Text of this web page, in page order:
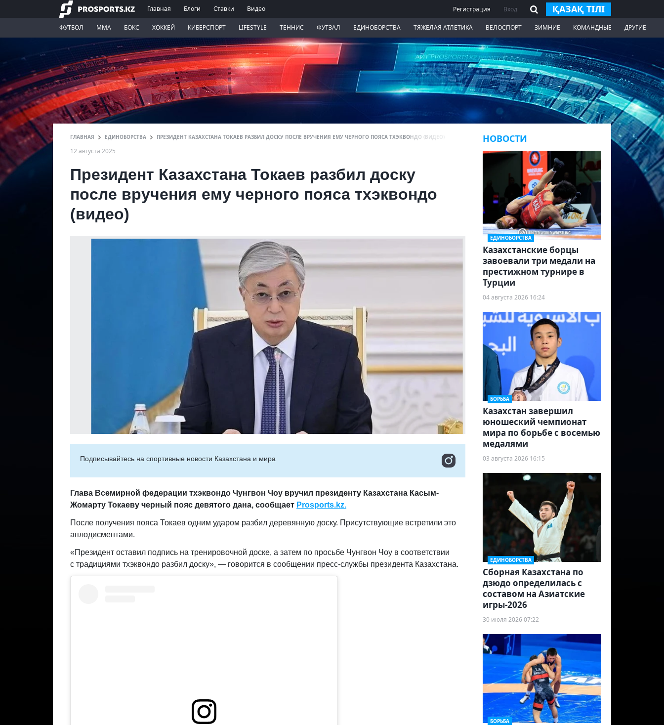
Главная Блоги Ставки Видео Регистрация Вход ҚАЗАҚ ТІЛІ
ФУТБОЛ ММА БОКС ХОККЕЙ КИБЕРСПОРТ LIFESTYLE ТЕННИС ФУТЗАЛ ЕДИНОБОРСТВА ТЯЖЕЛАЯ АТЛЕТИКА ВЕЛОСПОРТ ЗИМНИЕ КОМАНДНЫЕ ДРУГИЕ
ГЛАВНАЯ ЕДИНОБОРСТВА ПРЕЗИДЕНТ КАЗАХСТАНА ТОКАЕВ РАЗБИЛ ДОСКУ ПОСЛЕ ВРУЧЕНИЯ ЕМУ ЧЕРНОГО ПОЯСА ТХЭКВОНДО (ВИДЕО)
12 августа 2025
Президент Казахстана Токаев разбил доску
после вручения ему черного пояса тхэквондо
(видео)
Подписывайтесь на cпортивные новости Казахстана и мира
Глава Всемирной федерации тхэквондо Чунгвон Чоу вручил президенту Казахстана Касым-
Жомарту Токаеву черный пояс девятого дана, сообщает Prosports.kz.
После получения пояса Токаев одним ударом разбил деревянную доску. Присутствующие встретили это
аплодисментами.
«Президент оставил подпись на тренировочной доске, а затем по просьбе Чунгвон Чоу в соответствии
с традициями тхэквондо разбил доску», — говорится в сообщении пресс-службы президента Казахстана.
НОВОСТИ
ЕДИНОБОРСТВА
Казахстанские борцы
завоевали три медали на
престижном турнире в
Турции
04 августа 2026 16:24
БОРЬБА
Казахстан завершил
юношеский чемпионат
мира по борьбе с восемью
медалями
03 августа 2026 16:15
ЕДИНОБОРСТВА
Сборная Казахстана по
дзюдо определилась с
составом на Азиатские
игры-2026
30 июля 2026 07:22
БОРЬБА